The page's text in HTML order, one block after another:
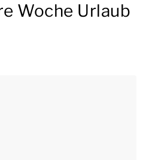
Woche Urlaub